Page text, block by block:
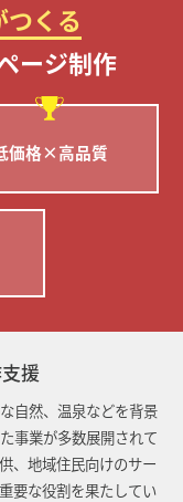
つくる
ージ制作
価格×高品質
援
自然、温泉などを背景
事業が多数展開されて
、地域住民向けのサー
要な役割を果たしてい